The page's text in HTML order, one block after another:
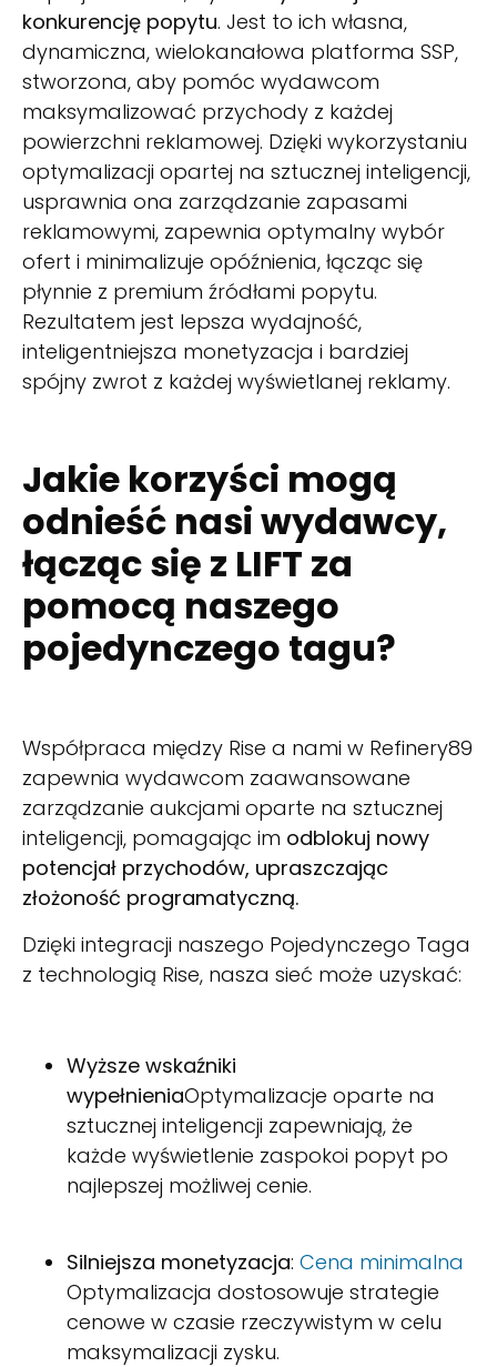
konkurencję popytu. Jest to ich własna,
dynamiczna, wielokanałowa platforma SSP,
stworzona, aby pomóc wydawcom
maksymalizować przychody z każdej
powierzchni reklamowej. Dzięki wykorzystaniu
optymalizacji opartej na sztucznej inteligencji,
usprawnia ona zarządzanie zapasami
reklamowymi, zapewnia optymalny wybór
ofert i minimalizuje opóźnienia, łącząc się
płynnie z premium źródłami popytu.
Rezultatem jest lepsza wydajność,
inteligentniejsza monetyzacja i bardziej
spójny zwrot z każdej wyświetlanej reklamy.
Jakie korzyści mogą
odnieść nasi wydawcy,
łącząc się z LIFT za
pomocą naszego
pojedynczego tagu?
Współpraca między Rise a nami w Refinery89
zapewnia wydawcom zaawansowane
zarządzanie aukcjami oparte na sztucznej
inteligencji, pomagając im odblokuj nowy
potencjał przychodów, upraszczając
złożoność programatyczną.
Dzięki integracji naszego Pojedynczego Taga
z technologią Rise, nasza sieć może uzyskać:
Wyższe wskaźniki
wypełnieniaOptymalizacje oparte na
sztucznej inteligencji zapewniają, że
każde wyświetlenie zaspokoi popyt po
najlepszej możliwej cenie.
Silniejsza monetyzacja: Cena minimalna
Optymalizacja dostosowuje strategie
cenowe w czasie rzeczywistym w celu
maksymalizacji zysku.